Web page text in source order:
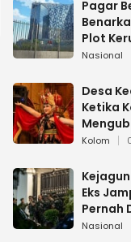
Pagar
Plot
Nasional
Desa
Ketika
Kolom
Eks
Pernah
Nasional